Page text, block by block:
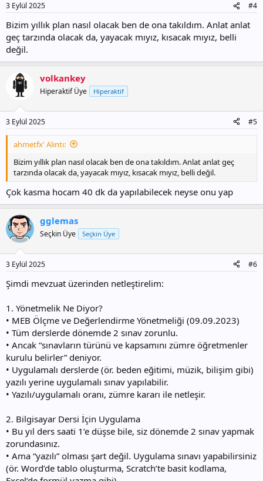
3 Eylül 2025 #4
Bizim yıllık plan nasıl olacak ben de ona takıldım. Anlat anlat
geç tarzında olacak da, yayacak mıyız, kısacak mıyız, belli
değil.
volkankey
Hiperaktif Üye Hiperaktif
3 Eylül 2025 #5
ahmetfx' Alıntı:
Bizim yıllık plan nasıl olacak ben de ona takıldım. Anlat anlat geç
tarzında olacak da, yayacak mıyız, kısacak mıyız, belli değil.
Çok kasma hocam 40 dk da yapılabilecek neyse onu yap
gglemas
Seçkin Üye Seçkin Üye
3 Eylül 2025 #6
Şimdi mevzuat üzerinden netleştirelim:
1. Yönetmelik Ne Diyor?
• MEB Ölçme ve Değerlendirme Yönetmeliği (09.09.2023)
• Tüm derslerde dönemde 2 sınav zorunlu.
• Ancak “sınavların türünü ve kapsamını zümre öğretmenler
kurulu belirler” deniyor.
• Uygulamalı derslerde (ör. beden eğitimi, müzik, bilişim gibi)
yazılı yerine uygulamalı sınav yapılabilir.
• Yazılı/uygulamalı oranı, zümre kararı ile netleşir.
2. Bilgisayar Dersi İçin Uygulama
• Bu yıl ders saati 1’e düşse bile, siz dönemde 2 sınav yapmak
zorundasınız.
• Ama “yazılı” olması şart değil. Uygulama sınavı yapabilirsiniz
(ör. Word’de tablo oluşturma, Scratch’te basit kodlama,